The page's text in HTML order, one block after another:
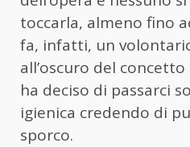
toccarla, almeno fino
fa, infatti, un
all’oscuro del concetto
ha deciso di passarci
igienica credendo di
sporco.